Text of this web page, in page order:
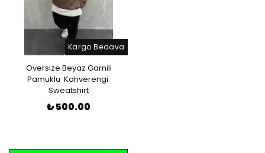
Kargo Bedava
Oversize Beyaz Garnili
Pamuklu Kahverengi
Sweatshirt
₺ 500.00